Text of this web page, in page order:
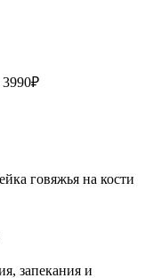
3990₽
говяжья на кости
запекания и